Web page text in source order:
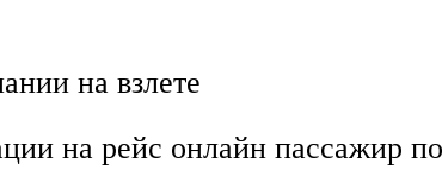
на взлете
на рейс онлайн пассажир